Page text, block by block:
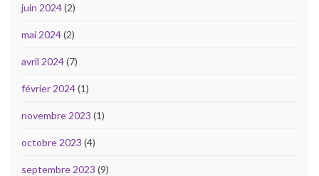
juin 2024(2)
mai 2024(2)
avril 2024(7)
février 2024(1)
novembre 2023 (1)
octobre 2023 (4)
septembre 2023 (9)